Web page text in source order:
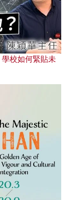
校如何緊貼未